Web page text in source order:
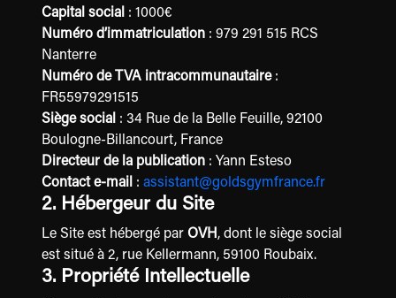
Capital social : 1000€
Numéro d’immatriculation : 979 291 515 RCS
Nanterre
Numéro de TVA intracommunautaire:
FR55979291515
Siège social : 34 Rue de la Belle Feuille, 92100
Boulogne-Billancourt, France
Directeur de la publication : Yann Esteso
Contact e-mail
:assistant@goldsgymfrance.fr
2. Hébergeur du Site
Le Site est hébergé parOVH , dont le siège social
est situé à 2, rue Kellermann, 59100 Roubaix.
3. Propriété Intellectuelle